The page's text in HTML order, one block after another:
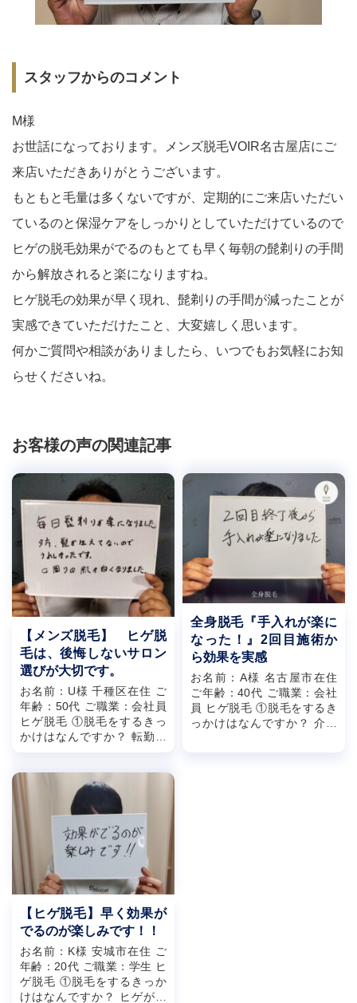
スタッフからのコメント
M様
お世話になっております。メンズ脱毛VOIR名古屋店にご
来店いただきありがとうございます。
もともと毛量は多くないですが、定期的にご来店いただい
ているのと保湿ケアをしっかりとしていただけているので
ヒゲの脱毛効果がでるのもとても早く毎朝の髭剃りの手間
から解放されると楽になりますね。
ヒゲ脱毛の効果が早く現れ、髭剃りの手間が減ったことが
実感できていただけたこと、大変嬉しく思います。
何かご質問や相談がありましたら、いつでもお気軽にお知
らせくださいね。
お客様の声の関連記事
【メンズ脱毛】 ヒゲ脱
毛は、後悔しないサロン
選びが大切です。
お名前：U様 千種区在住 ご
年齢：50代 ご職業：会社員
ヒゲ脱毛 ①脱毛をするきっ
かけはなんですか？ 転勤で
全身脱毛『手入れが楽に
なった！』2回目施術か
ら効果を実感
お名前：A様 名古屋市在住
ご年齢：40代 ご職業：会社
員 ヒゲ脱毛 ①脱毛をするき
っかけはなんですか？ 介護
【ヒゲ脱毛】早く効果が
でるのが楽しみです！！
お名前：K様 安城市在住 ご
年齢：20代 ご職業：学生 ヒ
ゲ脱毛 ①脱毛をするきっか
けはなんですか？ ヒゲが最